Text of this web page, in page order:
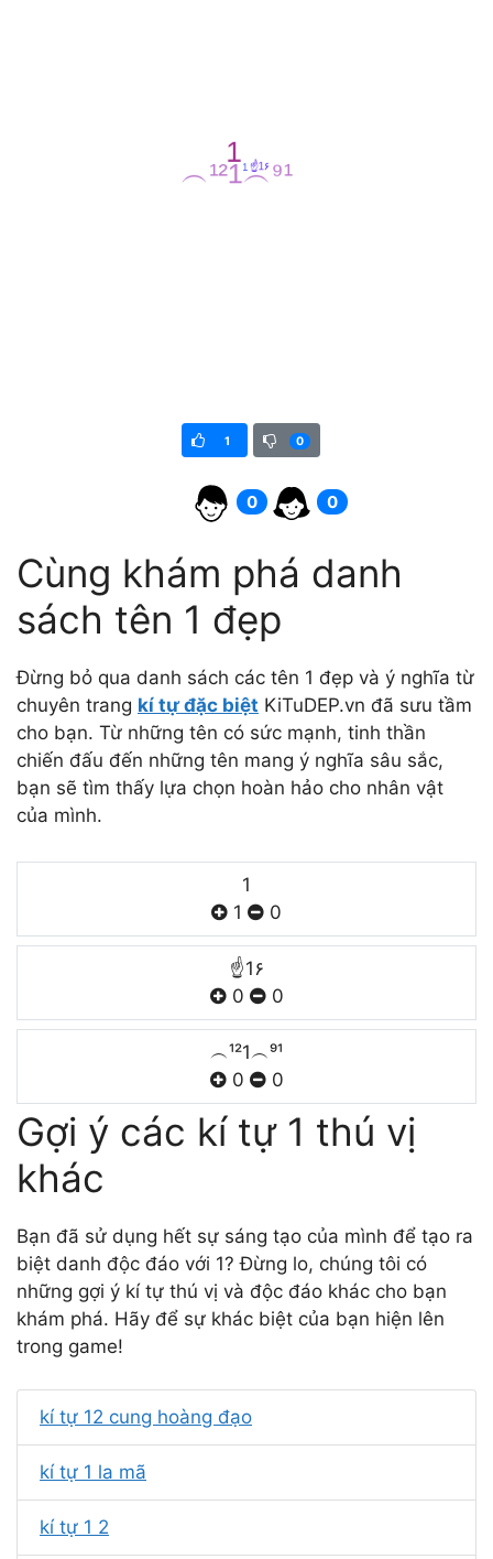
1 0
0 0
Cùng khám phá danh
sách tên 1 đẹp
Đừng bỏ qua danh sách các tên 1 đẹp và ý nghĩa từ
chuyên trang kí tự đặc biệt KiTuDEP.vn đã sưu tầm
cho bạn. Từ những tên có sức mạnh, tinh thần
chiến đấu đến những tên mang ý nghĩa sâu sắc,
bạn sẽ tìm thấy lựa chọn hoàn hảo cho nhân vật
của mình.
1
1
0
☝1۶
0
0
︵¹²1︵⁹¹
0
0
Gợi ý các kí tự 1 thú vị
khác
Bạn đã sử dụng hết sự sáng tạo của mình để tạo ra
biệt danh độc đáo với 1? Đừng lo, chúng tôi có
những gợi ý kí tự thú vị và độc đáo khác cho bạn
khám phá. Hãy để sự khác biệt của bạn hiện lên
trong game!
kí tự 12 cung hoàng đạo
kí tự 1 la mã
kí tự 1 2